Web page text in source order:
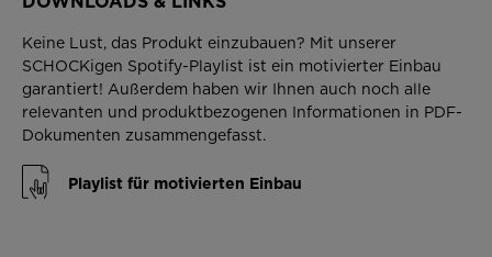
Keine Lust, das Produkt einzubauen? Mit unserer
SCHOCKigen Spotify-Playlist ist ein motivierter Einbau
garantiert! Außerdem haben wir Ihnen auch noch alle
relevanten und produktbezogenen Informationen in PDF-
Dokumenten zusammengefasst.
Playlist für motivierten Einbau